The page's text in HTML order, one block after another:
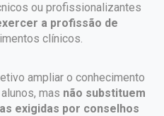
ou profissionalizantes
a profissão de
clínicos.
ampliar o conhecimento
mas não substituem
exigidas por conselhos